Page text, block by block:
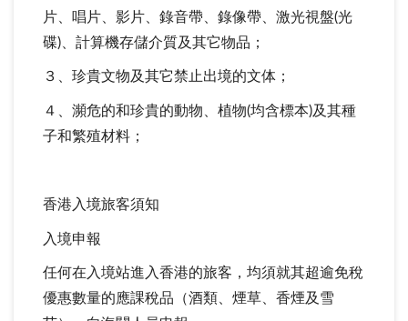
片、唱片、影片、錄音帶、錄像帶、激光視盤(光
碟)、計算機存儲介質及其它物品；
３、珍貴文物及其它禁止出境的文体；
４、瀕危的和珍貴的動物、植物(均含標本)及其種
子和繁殖材料；
香港入境旅客須知
入境申報
任何在入境站進入香港的旅客，均須就其超逾免稅
優惠數量的應課稅品（酒類、煙草、香煙及雪